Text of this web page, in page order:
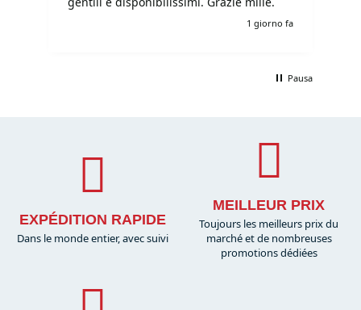
1 giorno fa
Pausa
EXPÉDITION RAPIDE
Dans le monde entier, avec suivi
MEILLEUR PRIX
Toujours les meilleurs prix du
marché et de nombreuses
promotions dédiées